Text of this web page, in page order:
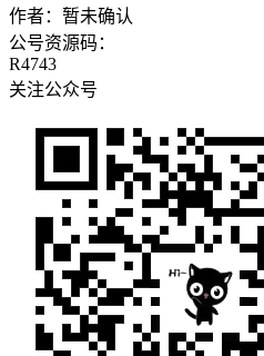
作者： 暂未确认
公号资源码：
R4743
关注公众号